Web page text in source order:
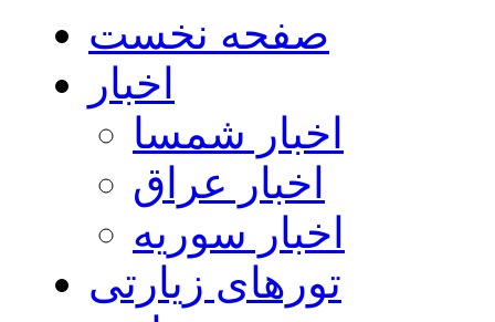
صفحه نخست
اخبار
اخبار شمسا
اخبار عراق
اخبار سوریه
تورهای زیارتی